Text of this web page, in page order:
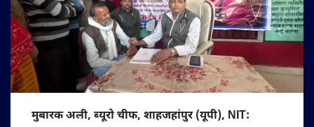
मुबारक अली, ब्यूरो चीफ, शाहजहांपुर (यूपी), NIT: